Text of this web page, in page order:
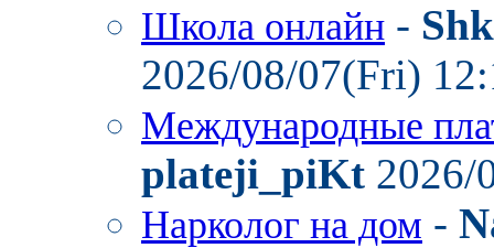
Школа онлайн -
2026/08/07(Fri)
Международные
plateji_piKt 2026/
Нарколог на дом -